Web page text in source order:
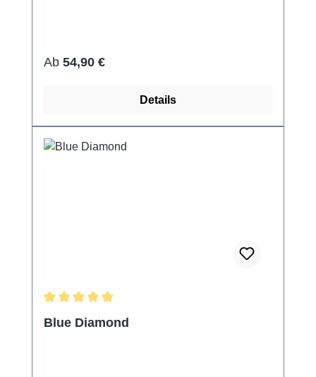
Regulärer Preis:
Ab 54,90 €
Details
Blue Diamond